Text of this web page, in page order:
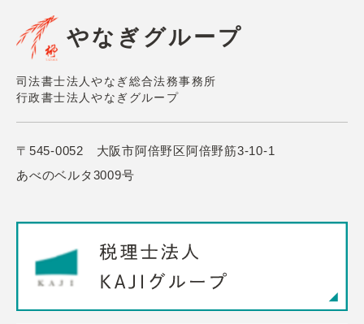
やなぎグループ
司法書士法人やなぎ総合法務事務所
行政書士法人やなぎグループ
〒545-0052 大阪市阿倍野区阿倍野筋3-10-1
あべのベルタ3009号